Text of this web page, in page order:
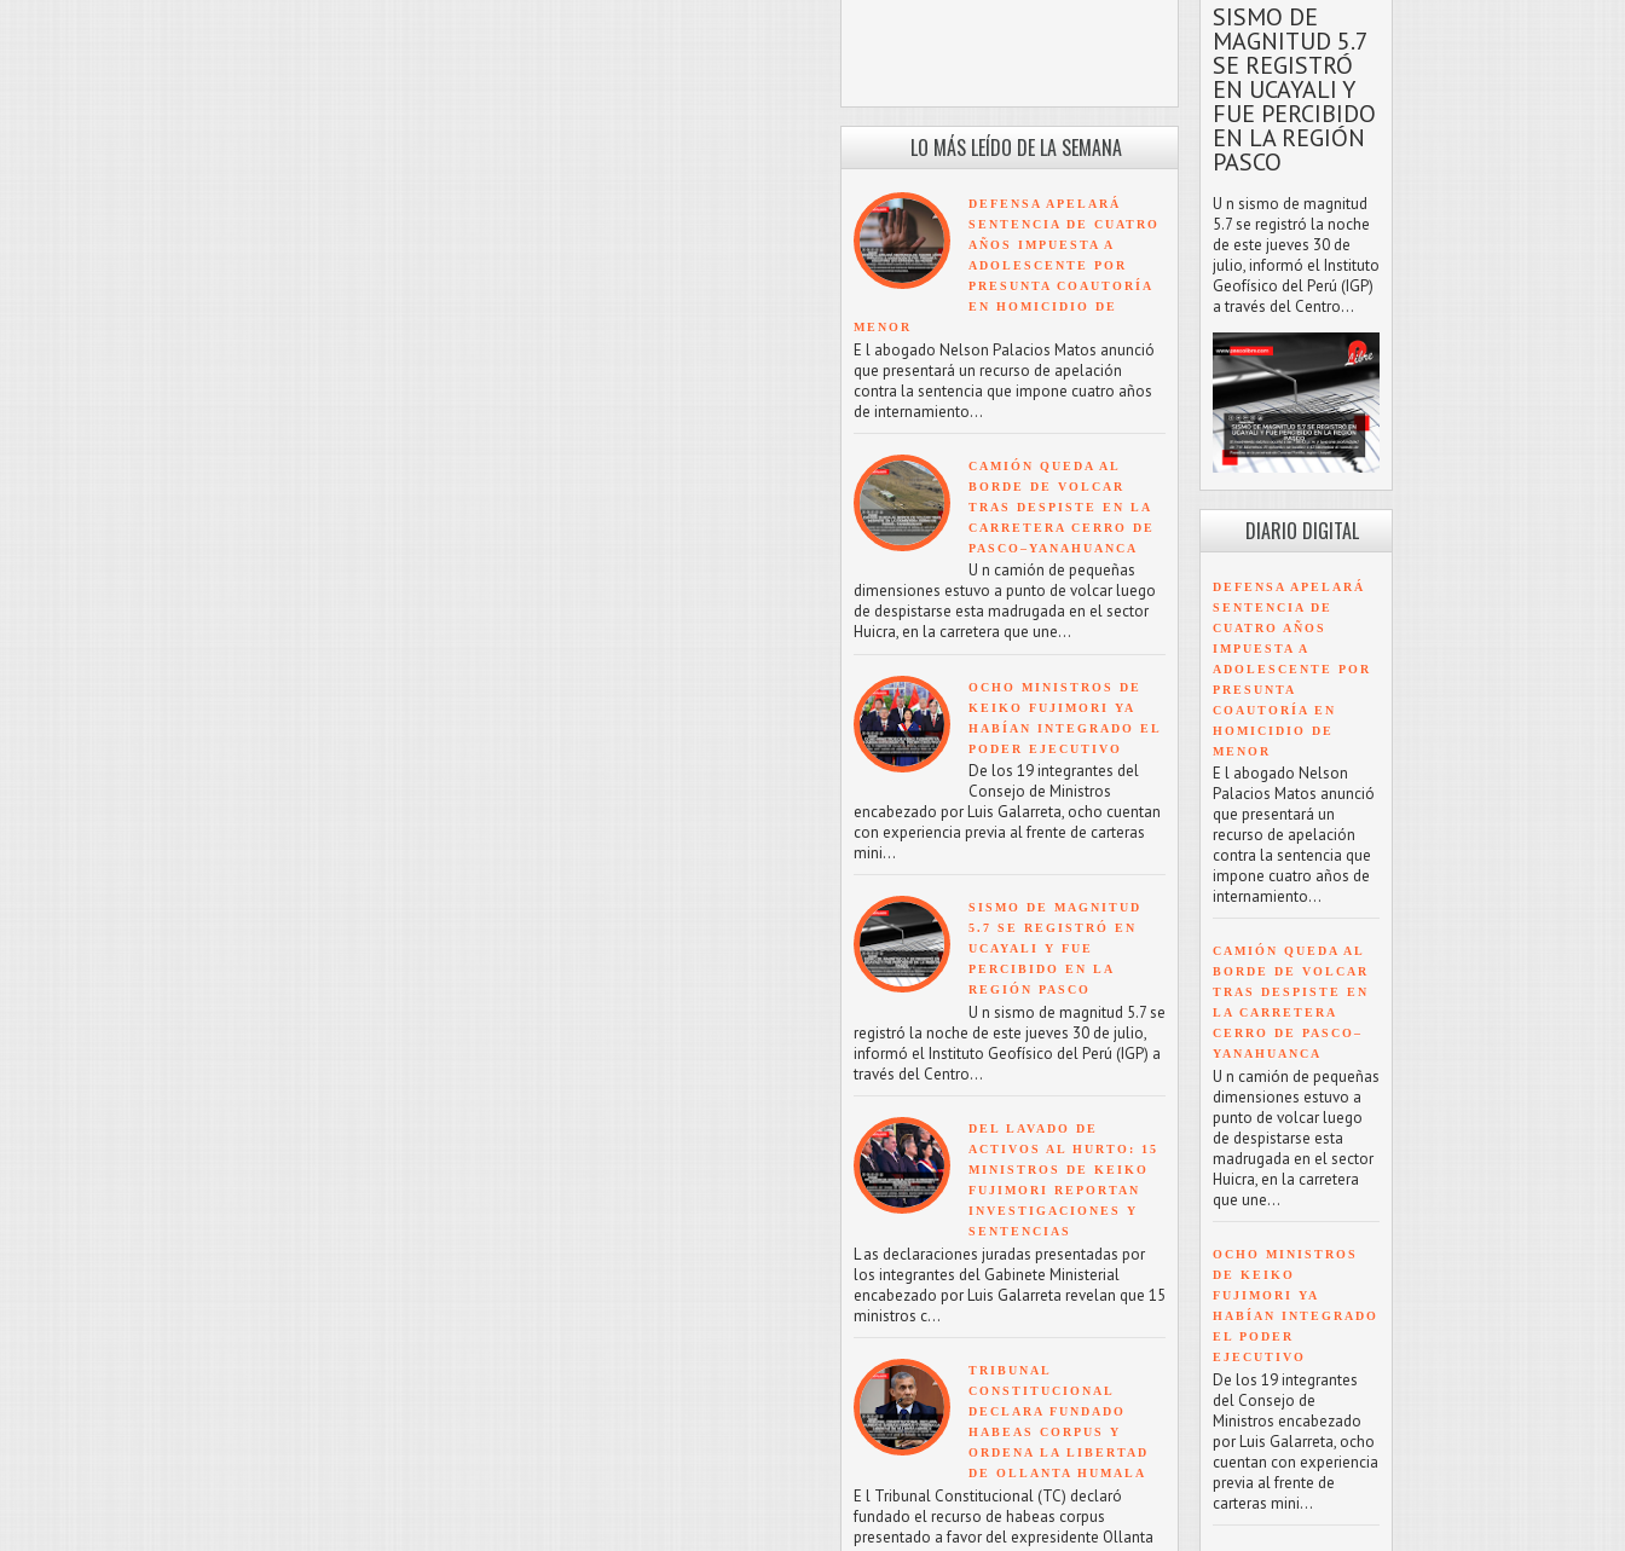
LO MÁS LEÍDO DE LA SEMANA
DEFENSA APELARÁ
SENTENCIA DE CUATRO
AÑOS IMPUESTA A
ADOLESCENTE POR
PRESUNTA COAUTORÍA
EN HOMICIDIO DE
MENOR
E l abogado Nelson Palacios Matos anunció
que presentará un recurso de apelación
contra la sentencia que impone cuatro años
de internamiento...
CAMIÓN QUEDA AL
BORDE DE VOLCAR
TRAS DESPISTE EN LA
CARRETERA CERRO DE
PASCO–YANAHUANCA
U n camión de pequeñas
dimensiones estuvo a punto de volcar luego
de despistarse esta madrugada en el sector
Huicra, en la carretera que une...
OCHO MINISTROS DE
KEIKO FUJIMORI YA
HABÍAN INTEGRADO EL
PODER EJECUTIVO
De los 19 integrantes del
Consejo de Ministros
encabezado por Luis Galarreta, ocho cuentan
con experiencia previa al frente de carteras
mini...
SISMO DE MAGNITUD
5.7 SE REGISTRÓ EN
UCAYALI Y FUE
PERCIBIDO EN LA
REGIÓN PASCO
U n sismo de magnitud 5.7 se
registró la noche de este jueves 30 de julio,
informó el Instituto Geofísico del Perú (IGP) a
través del Centro...
DEL LAVADO DE
ACTIVOS AL HURTO: 15
MINISTROS DE KEIKO
FUJIMORI REPORTAN
INVESTIGACIONES Y
SENTENCIAS
L as declaraciones juradas presentadas por
los integrantes del Gabinete Ministerial
encabezado por Luis Galarreta revelan que 15
ministros c...
TRIBUNAL
CONSTITUCIONAL
DECLARA FUNDADO
HABEAS CORPUS Y
ORDENA LA LIBERTAD
DE OLLANTA HUMALA
E l Tribunal Constitucional (TC) declaró
fundado el recurso de habeas corpus
presentado a favor del expresidente Ollanta
SISMO DE
MAGNITUD 5.7
SE REGISTRÓ
EN UCAYALI Y
FUE PERCIBIDO
EN LA REGIÓN
PASCO
U n sismo de magnitud
5.7 se registró la noche
de este jueves 30 de
julio, informó el Instituto
Geofísico del Perú (IGP)
a través del Centro...
DIARIO DIGITAL
DEFENSA APELARÁ
SENTENCIA DE
CUATRO AÑOS
IMPUESTA A
ADOLESCENTE POR
PRESUNTA
COAUTORÍA EN
HOMICIDIO DE
MENOR
E l abogado Nelson
Palacios Matos anunció
que presentará un
recurso de apelación
contra la sentencia que
impone cuatro años de
internamiento...
CAMIÓN QUEDA AL
BORDE DE VOLCAR
TRAS DESPISTE EN
LA CARRETERA
CERRO DE PASCO–
YANAHUANCA
U n camión de pequeñas
dimensiones estuvo a
punto de volcar luego
de despistarse esta
madrugada en el sector
Huicra, en la carretera
que une...
OCHO MINISTROS
DE KEIKO
FUJIMORI YA
HABÍAN INTEGRADO
EL PODER
EJECUTIVO
De los 19 integrantes
del Consejo de
Ministros encabezado
por Luis Galarreta, ocho
cuentan con experiencia
previa al frente de
carteras mini...